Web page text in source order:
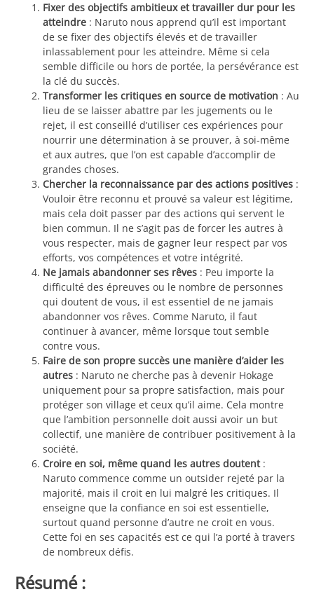
Fixer des objectifs ambitieux et travailler dur pour les
atteindre : Naruto nous apprend qu’il est important
de se fixer des objectifs élevés et de travailler
inlassablement pour les atteindre. Même si cela
semble difficile ou hors de portée, la persévérance est
la clé du succès.
Transformer les critiques en source de motivation : Au
lieu de se laisser abattre par les jugements ou le
rejet, il est conseillé d’utiliser ces expériences pour
nourrir une détermination à se prouver, à soi-même
et aux autres, que l’on est capable d’accomplir de
grandes choses.
Chercher la reconnaissance par des actions positives :
Vouloir être reconnu et prouvé sa valeur est légitime,
mais cela doit passer par des actions qui servent le
bien commun. Il ne s’agit pas de forcer les autres à
vous respecter, mais de gagner leur respect par vos
efforts, vos compétences et votre intégrité.
Ne jamais abandonner ses rêves : Peu importe la
difficulté des épreuves ou le nombre de personnes
qui doutent de vous, il est essentiel de ne jamais
abandonner vos rêves. Comme Naruto, il faut
continuer à avancer, même lorsque tout semble
contre vous.
Faire de son propre succès une manière d’aider les
autres : Naruto ne cherche pas à devenir Hokage
uniquement pour sa propre satisfaction, mais pour
protéger son village et ceux qu’il aime. Cela montre
que l’ambition personnelle doit aussi avoir un but
collectif, une manière de contribuer positivement à la
société.
Croire en soi, même quand les autres doutent:
Naruto commence comme un outsider rejeté par la
majorité, mais il croit en lui malgré les critiques. Il
enseigne que la confiance en soi est essentielle,
surtout quand personne d’autre ne croit en vous.
Cette foi en ses capacités est ce qui l’a porté à travers
de nombreux défis.
Résumé :